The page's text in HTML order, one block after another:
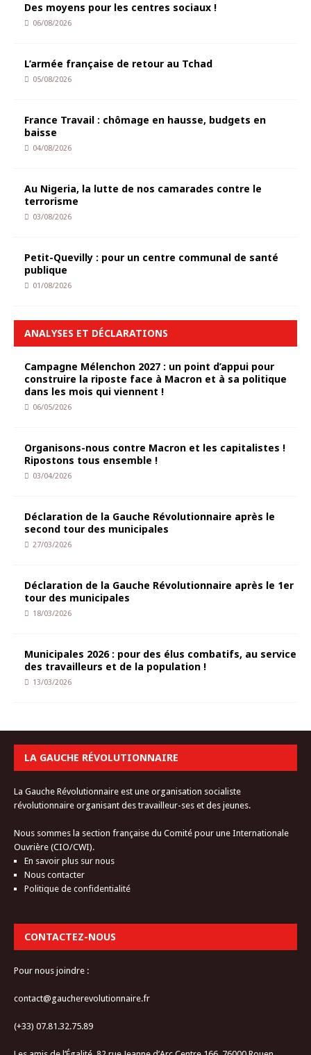
Des moyens pour les centres sociaux !
06/08/2026
L’armée française de retour au Tchad
05/08/2026
France Travail : chômage en hausse, budgets en
baisse
04/08/2026
Au Nigeria, la lutte de nos camarades contre le
terrorisme
03/08/2026
Petit-Quevilly : pour un centre communal de santé
publique
01/08/2026
ANALYSES ET DÉCLARATIONS
Campagne Mélenchon 2027 : un point d’appui pour
construire la riposte face à Macron et à sa politique
dans les mois qui viennent !
06/05/2026
Organisons-nous contre Macron et les capitalistes !
Ripostons tous ensemble !
03/04/2026
Déclaration de la Gauche Révolutionnaire après le
second tour des municipales
27/03/2026
Déclaration de la Gauche Révolutionnaire après le 1er
tour des municipales
18/03/2026
Municipales 2026 : pour des élus combatifs, au service
des travailleurs et de la population !
13/03/2026
LA GAUCHE RÉVOLUTIONNAIRE
La Gauche Révolutionnaire est une organisation socialiste
révolutionnaire organisant des travailleur-ses et des jeunes.
Nous sommes la section française du Comité pour une Internationale
Ouvrière (CIO/CWI).
En savoir plus sur nous
Nous contacter
Politique de confidentialité
CONTACTEZ-NOUS
Pour nous joindre :
contact@gaucherevolutionnaire.fr
(+33) 07.81.32.75.89